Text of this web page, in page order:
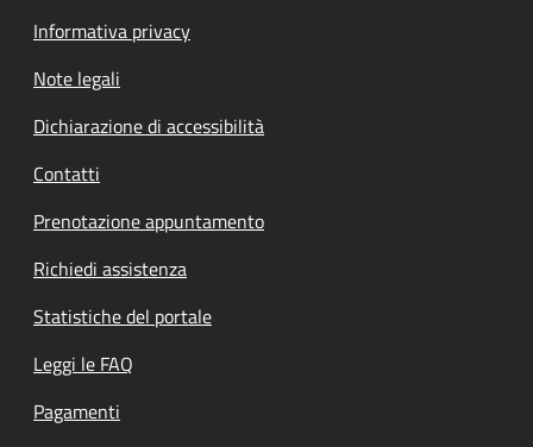
Informativa privacy
Note legali
Dichiarazione di accessibilità
Contatti
Prenotazione appuntamento
Richiedi assistenza
Statistiche del portale
Leggi le FAQ
Pagamenti